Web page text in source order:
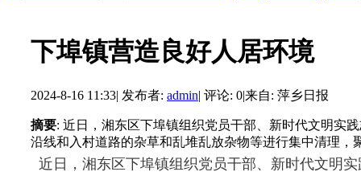
下埠镇营造良好人居环境
2024-8-16 11:33| 发布者: admin| 评论: 0|来自: 萍乡日报
摘要: 近日，湘东区下埠镇组织党员干部、新时代文明
沿线和入村道路的杂草和乱堆乱放杂物等进行集中清理
近日，湘东区下埠镇组织党员干部、新时代文明